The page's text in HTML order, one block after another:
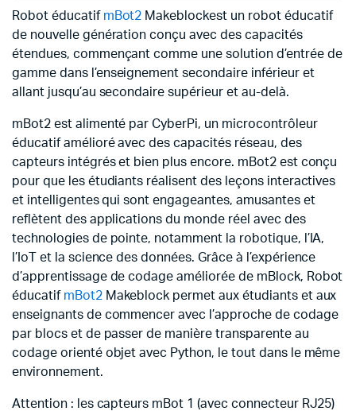
Robot éducatif mBot2 Makeblockest un robot éducatif
de nouvelle génération conçu avec des capacités
étendues, commençant comme une solution d’entrée de
gamme dans l’enseignement secondaire inférieur et
allant jusqu’au secondaire supérieur et au-delà.
mBot2 est alimenté par CyberPi, un microcontrôleur
éducatif amélioré avec des capacités réseau, des
capteurs intégrés et bien plus encore. mBot2 est conçu
pour que les étudiants réalisent des leçons interactives
et intelligentes qui sont engageantes, amusantes et
reflètent des applications du monde réel avec des
technologies de pointe, notamment la robotique, l’IA,
l’IoT et la science des données. Grâce à l’expérience
d’apprentissage de codage améliorée de mBlock, Robot
éducatif mBot2Makeblock permet aux étudiants et aux
enseignants de commencer avec l’approche de codage
par blocs et de passer de manière transparente au
codage orienté objet avec Python, le tout dans le même
environnement.
Attention : les capteurs mBot 1 (avec connecteur RJ25)